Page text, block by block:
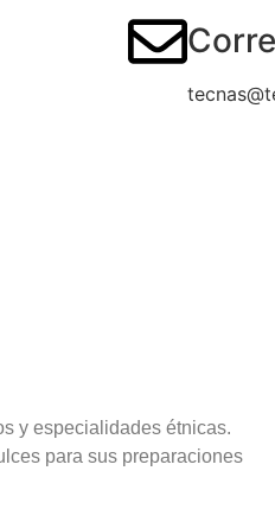
y especialidades étnicas.
para sus preparaciones